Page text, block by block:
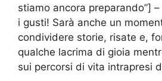
stiamo ancora preparando”]
i gusti! Sarà anche un
condividere storie, risate e,
qualche lacrima di gioia
sui percorsi di vita intrapresi